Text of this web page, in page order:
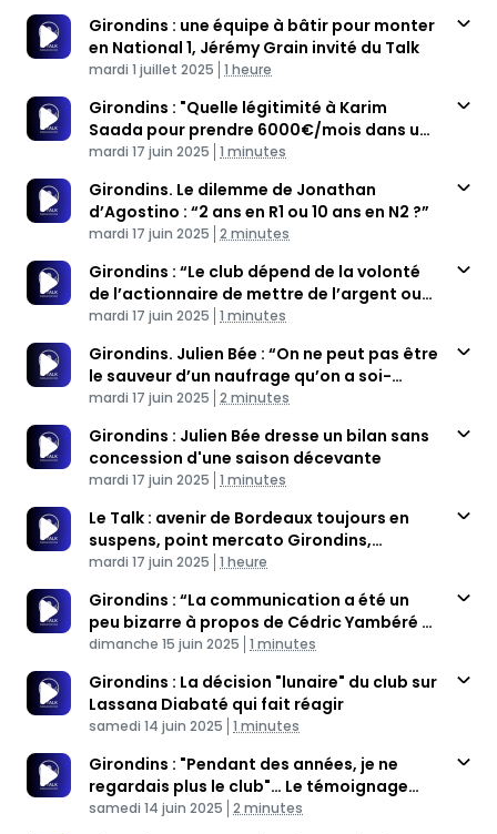
Girondins : une équipe à bâtir pour monter
en National 1, Jérémy Grain invité du Talk
Published At
mardi 1 juillet 2025 Time
1 heure
Girondins : "Quelle légitimité à Karim
Saada pour prendre 6000€/mois dans un
club de National 2 ?"
Published At
mardi 17 juin 2025 Time
1 minutes
Girondins. Le dilemme de Jonathan
d’Agostino : “2 ans en R1 ou 10 ans en N2 ?”
Published At
mardi 17 juin 2025 Time
2 minutes
Girondins : “Le club dépend de la volonté
de l’actionnaire de mettre de l’argent ou
pas”
Published At
mardi 17 juin 2025 Time
1 minutes
Girondins. Julien Bée : “On ne peut pas être
le sauveur d’un naufrage qu’on a soi-
même réalisé”
Published At
mardi 17 juin 2025 Time
2 minutes
Girondins : Julien Bée dresse un bilan sans
concession d'une saison décevante
Published At
mardi 17 juin 2025 Time
1 minutes
Le Talk : avenir de Bordeaux toujours en
suspens, point mercato Girondins,
trophée, Julien Bée
Published At
mardi 17 juin 2025 Time
1 heure
Girondins : “La communication a été un
peu bizarre à propos de Cédric Yambéré et
Yanis Merdji”
Published At
dimanche 15 juin 2025 Time
1 minutes
Girondins : La décision "lunaire" du club sur
Lassana Diabaté qui fait réagir
Published At
samedi 14 juin 2025 Time
1 minutes
Girondins : "Pendant des années, je ne
regardais plus le club"… Le témoignage
poignant de Marvin Esor
Published At
samedi 14 juin 2025 Time
2 minutes